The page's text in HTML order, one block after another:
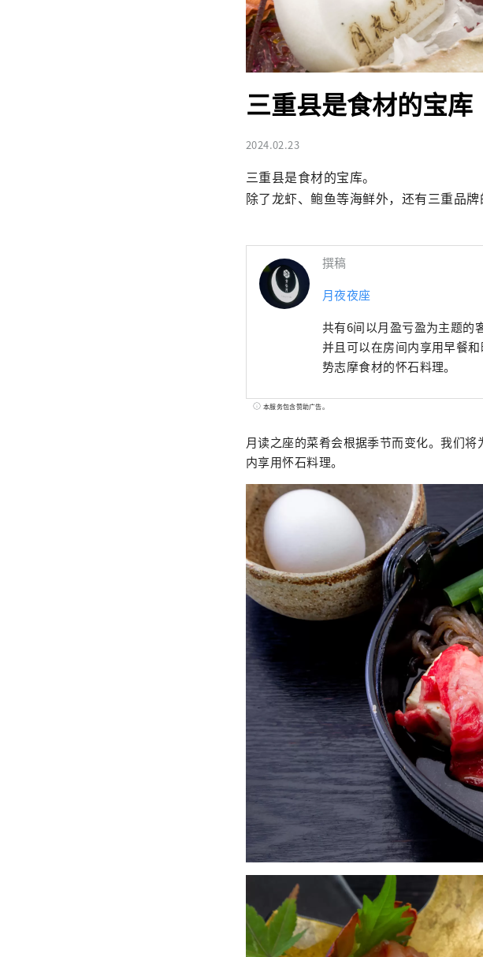
三重县是食材的宝库
2024.02.23
三重县是食材的宝库。
除了龙虾、鲍鱼等海鲜外，还有三重品
撰稿
月夜夜座
共有6间以月盈亏盈为主题的
并且可以在房间内享用早餐
势志摩食材的怀石料理。
本服务包含赞助广告。
月读之座的菜肴会根据季节而变化。我们
内享用怀石料理。